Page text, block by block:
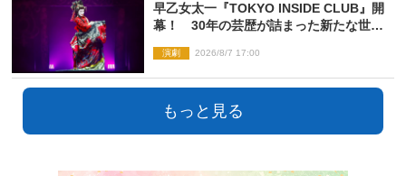
早乙女太一『TOKYO INSIDE CLUB』開
幕！ 30年の芸歴が詰まった新たな世界
演劇 2026/8/7 17:00
もっと見る